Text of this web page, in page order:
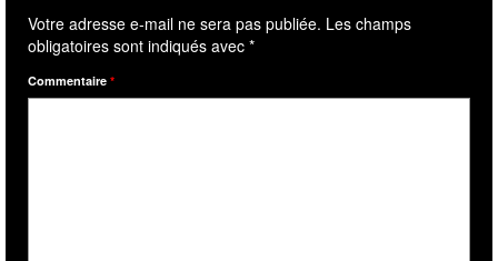
Votre adresse e-mail ne sera pas publiée. Les champs
obligatoires sont indiqués avec *
Commentaire *